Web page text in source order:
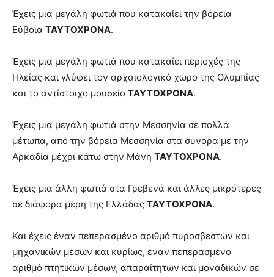
Έχεις μια μεγάλη φωτιά που κατακαίει την βόρεια
Εύβοια ΤΑΥΤΟΧΡΟΝΑ.
Έχεις μια μεγάλη φωτιά που κατακαίει περιοχές της
Ηλείας και γλύφει τον αρχαιολογικό χώρο της Ολυμπίας
και το αντίστοιχο μουσείο ΤΑΥΤΟΧΡΟΝΑ.
Έχεις μια μεγάλη φωτιά στην Μεσσηνία σε πολλά
μέτωπα, από την βόρεια Μεσσηνία στα σύνορα με την
Αρκαδία μέχρι κάτω στην Μάνη ΤΑΥΤΟΧΡΟΝΑ.
Έχεις μια άλλη φωτιά στα Γρεβενά και άλλες μικρότερες
σε διάφορα μέρη της Ελλάδας ΤΑΥΤΟΧΡΟΝΑ.
Και έχεις έναν πεπερασμένο αριθμό πυροσβεστών και
μηχανικών μέσων και κυρίως, έναν πεπερασμένο
αριθμό πτητικών μέσων, απαραίτητων και μοναδικών σε